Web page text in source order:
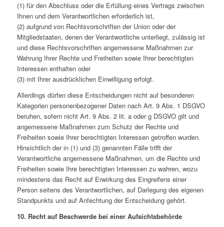
(1) für den Abschluss oder die Erfüllung eines Vertrags zwischen
Ihnen und dem Verantwortlichen erforderlich ist,
(2) aufgrund von Rechtsvorschriften der Union oder der
Mitgliedstaaten, denen der Verantwortliche unterliegt, zulässig ist
und diese Rechtsvorschriften angemessene Maßnahmen zur
Wahrung Ihrer Rechte und Freiheiten sowie Ihrer berechtigten
Interessen enthalten oder
(3) mit Ihrer ausdrücklichen Einwilligung erfolgt.
Allerdings dürfen diese Entscheidungen nicht auf besonderen
Kategorien personenbezogener Daten nach Art. 9 Abs. 1 DSGVO
beruhen, sofern nicht Art. 9 Abs. 2 lit. a oder g DSGVO gilt und
angemessene Maßnahmen zum Schutz der Rechte und
Freiheiten sowie Ihrer berechtigten Interessen getroffen wurden.
Hinsichtlich der in (1) und (3) genannten Fälle trifft der
Verantwortliche angemessene Maßnahmen, um die Rechte und
Freiheiten sowie Ihre berechtigten Interessen zu wahren, wozu
mindestens das Recht auf Erwirkung des Eingreifens einer
Person seitens des Verantwortlichen, auf Darlegung des eigenen
Standpunkts und auf Anfechtung der Entscheidung gehört.
10. Recht auf Beschwerde bei einer Aufsichtsbehörde